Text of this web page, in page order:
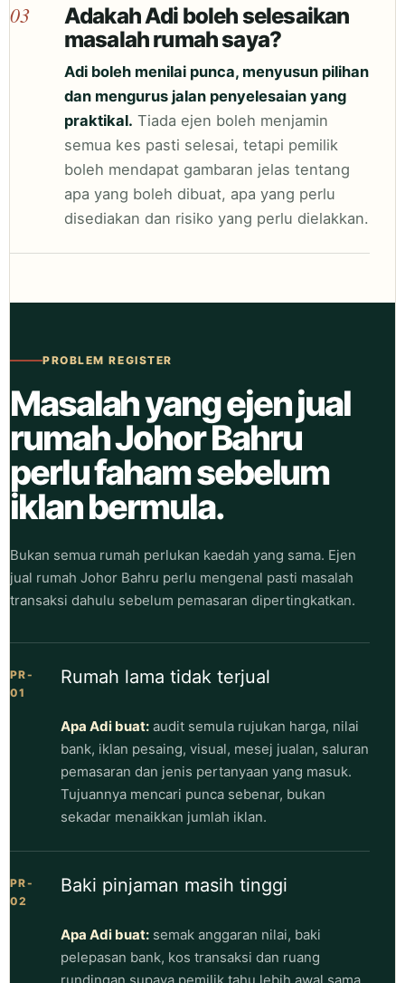
03
Adakah Adi boleh selesaikan
masalah rumah saya?
Adi boleh menilai punca, menyusun pilihan
dan mengurus jalan penyelesaian yang
praktikal. Tiada ejen boleh menjamin
semua kes pasti selesai, tetapi pemilik
boleh mendapat gambaran jelas tentang
apa yang boleh dibuat, apa yang perlu
disediakan dan risiko yang perlu dielakkan.
PROBLEM REGISTER
Masalah yang ejen jual
rumah Johor Bahru
perlu faham sebelum
iklan bermula.
Bukan semua rumah perlukan kaedah yang sama. Ejen
jual rumah Johor Bahru perlu mengenal pasti masalah
transaksi dahulu sebelum pemasaran dipertingkatkan.
PR-
01
Rumah lama tidak terjual
Apa Adi buat: audit semula rujukan harga, nilai
bank, iklan pesaing, visual, mesej jualan, saluran
pemasaran dan jenis pertanyaan yang masuk.
Tujuannya mencari punca sebenar, bukan
sekadar menaikkan jumlah iklan.
PR-
02
Baki pinjaman masih tinggi
Apa Adi buat: semak anggaran nilai, baki
pelepasan bank, kos transaksi dan ruang